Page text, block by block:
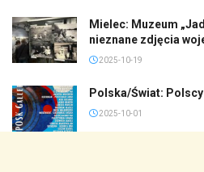
Mielec: Muzeum
nieznane zdjęcia
2025-10-19
Polska/Świat:
2025-10-01